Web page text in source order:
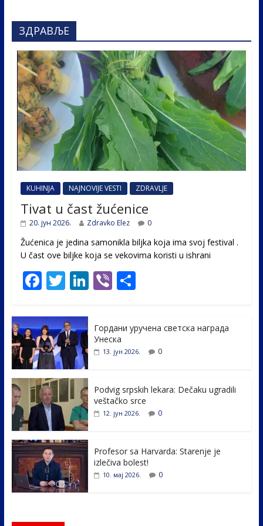
ЗДРАВЉЕ
KUHINJA NAJNOVIJE VESTI ZDRAVLJE
Tivat u čast žućenice
20. јун 2026. Zdravko Elez 0
Žućenica je jedina samonikla biljka koja ima svoj festival .
U čast ovе biljke koja se vekovima koristi u ishrani
F
e
b
o
o
k
T
itt
er
Li
e
dI
Vi S
e
Гордани уручена светска награда
Унеска
13. јун 2026. 0
Podvig srpskih lekara: Dečaku ugradili
veštačko srce
12. јун 2026. 0
Profesor sa Harvarda: Starenje je
izlečiva bolest!
10. мај 2026. 0